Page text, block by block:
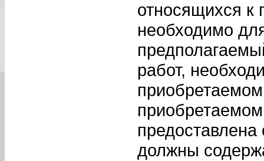
относящихся к
необходимо
работ,
должны